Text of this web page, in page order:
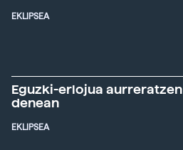
EKLIPSEA
Eguzki-erlojua aurreratzen
denean
EKLIPSEA